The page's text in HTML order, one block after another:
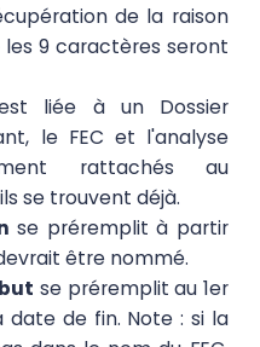
de la raison
9 caractères seront
liée à un Dossier
le FEC et l'analyse
rattachés au
se trouvent déjà.
se préremplit à partir
être nommé.
se préremplit au 1er
date de fin. Note : si la